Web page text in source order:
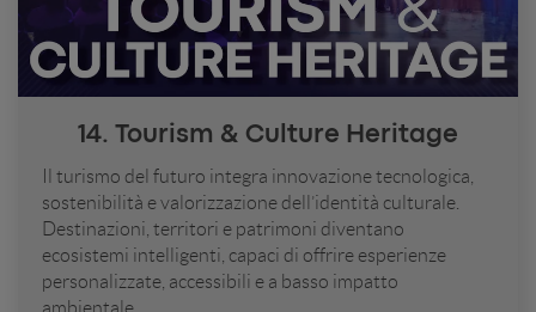
14. Tourism & Culture Heritage
Il turismo del futuro integra innovazione tecnologica,
sostenibilità e valorizzazione dell’identità culturale.
Destinazioni, territori e patrimoni diventano
ecosistemi intelligenti, capaci di offrire esperienze
personalizzate, accessibili e a basso impatto
ambientale.